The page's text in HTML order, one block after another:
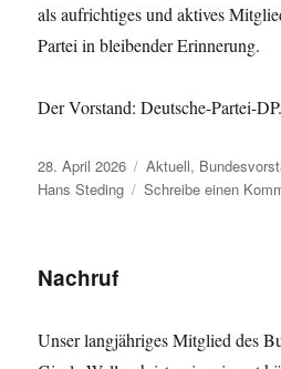
als aufrichtiges und aktives
Partei in bleibender Erinnerung.
Der Vorstand: Deutsche-Partei-DP.
Veröffentlicht
am
28. April 2026 Kategorien
Aktuell,
Hans Steding
Schreibe einen
Nachruf
Unser langjähriges Mitglied des